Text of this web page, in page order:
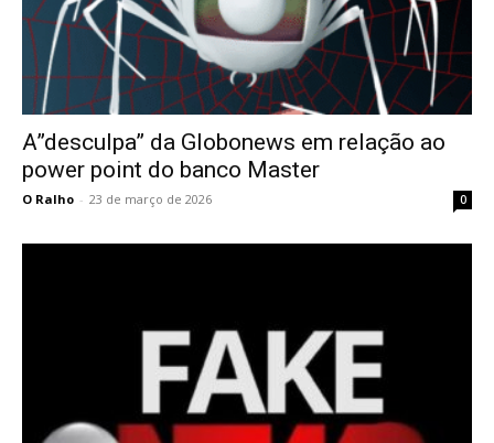
A”desculpa” da Globonews em relação ao
power point do banco Master
O Ralho - 23 de março de 2026 0